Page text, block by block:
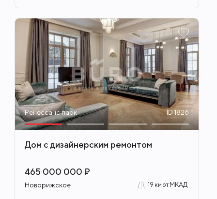
Ренессанс парк ID 1826
Дом с дизайнерским ремонтом
465 000 000 ₽
Новорижское 19 км от МКАД